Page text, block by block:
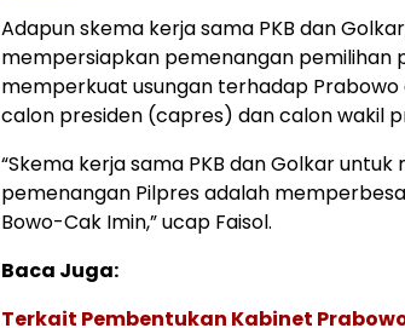
Adapun skema kerja sama PKB dan
mempersiapkan pemenangan pemilihan
memperkuat usungan terhadap Prabowo
calon presiden (capres) dan calon wakil
“Skema kerja sama PKB dan Golkar
pemenangan Pilpres adalah
Bowo-Cak Imin,” ucap Faisol.
Baca Juga:
Terkait Pembentukan Kabinet